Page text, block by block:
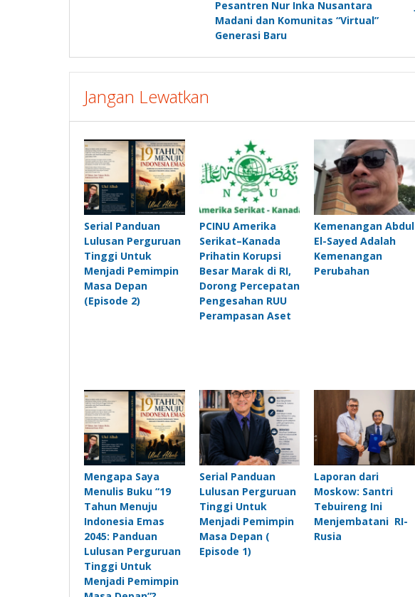
pos
Pesantren Nur Inka Nusantara
Madani dan Komunitas “Virtual”
Generasi Baru
Jangan Lewatkan
Serial Panduan
Lulusan Perguruan
Tinggi Untuk
Menjadi Pemimpin
Masa Depan
(Episode 2)
PCINU Amerika
Serikat–Kanada
Prihatin Korupsi
Besar Marak di RI,
Dorong Percepatan
Pengesahan RUU
Perampasan Aset
Kemenangan Abdul
El-Sayed Adalah
Kemenangan
Perubahan
Mengapa Saya
Menulis Buku “19
Tahun Menuju
Indonesia Emas
2045: Panduan
Lulusan Perguruan
Tinggi Untuk
Menjadi Pemimpin
Serial Panduan
Lulusan Perguruan
Tinggi Untuk
Menjadi Pemimpin
Masa Depan (
Episode 1)
Laporan dari
Moskow: Santri
Tebuireng Ini
Menjembatani RI-
Rusia